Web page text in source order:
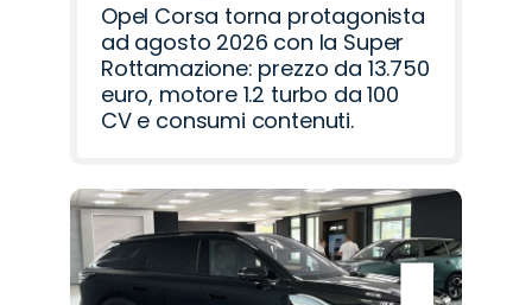
Opel Corsa torna protagonista
ad agosto 2026 con la Super
Rottamazione: prezzo da 13.750
euro, motore 1.2 turbo da 100
CV e consumi contenuti.